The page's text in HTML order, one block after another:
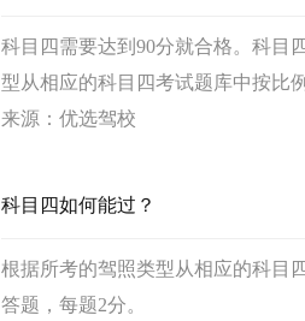
科目四需要达到90分就合格。科目
型从相应的科目四考试题库中按比
来源：优选驾校
科目四如何能过？
根据所考的驾照类型从相应的科目
答题，每题2分。